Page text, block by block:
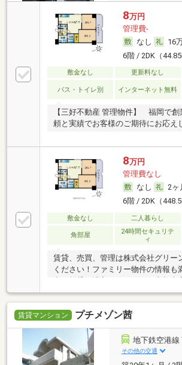
8万円
管理費-
なし
16
6階 / 2DK（
敷金なし 更新料なし
バス・トイレ別 インターネット無料
【三好不動産 管理物件】 福岡で創
頼と実績でお客様のご期待にお応え
8万円
管理費なし
なし
2ヶ
6階 / 2DK（
敷金なし 二人暮らし
角部屋
24時間セキュリテ
ィ
賃貸、売買、管理は株式会社グリー
ください！ファミリー物件の情報も
内の賃貸や購入はもちろん、売却査
にご相談ください！！
賃貸マンション プチメゾン茜
地下鉄空港線
その他の交通